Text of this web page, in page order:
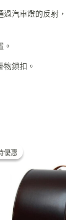
汽車燈的反射
鎖扣。
優惠
優惠 was: